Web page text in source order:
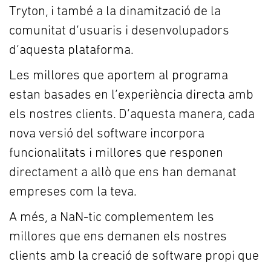
Tryton, i també a la dinamització de la
comunitat d’usuaris i desenvolupadors
d’aquesta plataforma.
Les millores que aportem al programa
estan basades en l’experiència directa amb
els nostres clients. D’aquesta manera, cada
nova versió del software incorpora
funcionalitats i millores que responen
directament a allò que ens han demanat
empreses com la teva.
A més, a NaN-tic complementem les
millores que ens demanen els nostres
clients amb la creació de software propi que